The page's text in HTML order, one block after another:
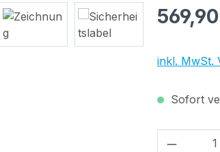
Regulärer
inkl. MwSt.
Sofort